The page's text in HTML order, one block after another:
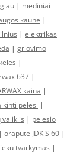
| mediniai
kaune |
| elektrikas
| griovimo
|
637 |
kaina |
pelesi |
valiklis | pelesio
| orapute JDK S 60 |
tvarkymas |